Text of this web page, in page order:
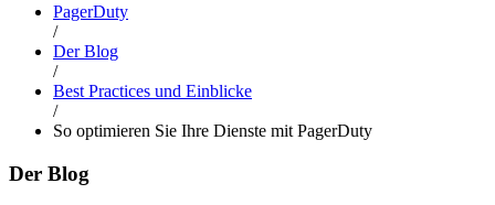
PagerDuty
/
Der Blog
/
Best Practices und Einblicke
/
So optimieren Sie Ihre Dienste mit PagerDuty
Der Blog